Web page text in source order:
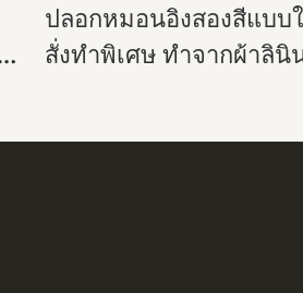
ปลอกหมอนอิงสองสีแบบ
สั่งทำพิเศษ ทำจากผ้าลินิ